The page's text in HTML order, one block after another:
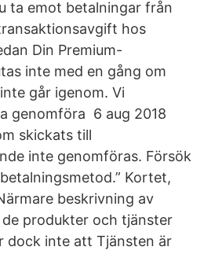
ta emot betalningar från
hos
Din Premium-
inte med en gång om
går igenom. Vi
genomföra 6 aug 2018
skickats till
inte genomföras. Försök
Kortet,
beskrivning av
produkter och tjänster
dock inte att Tjänsten är